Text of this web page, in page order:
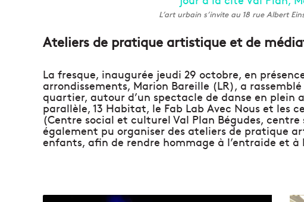
L’art urbain s’invite au 18 rue Albert
Ateliers de pratique artistique et de
La fresque, inaugurée jeudi 29 octobre, en
arrondissements, Marion Bareille (LR), a
quartier, autour d’un spectacle de danse en plein
parallèle, 13 Habitat, le Fab Lab Avec Nous et les
(Centre social et culturel Val Plan Bégudes,
également pu organiser des ateliers de pratique
enfants, afin de rendre hommage à l’entraide et